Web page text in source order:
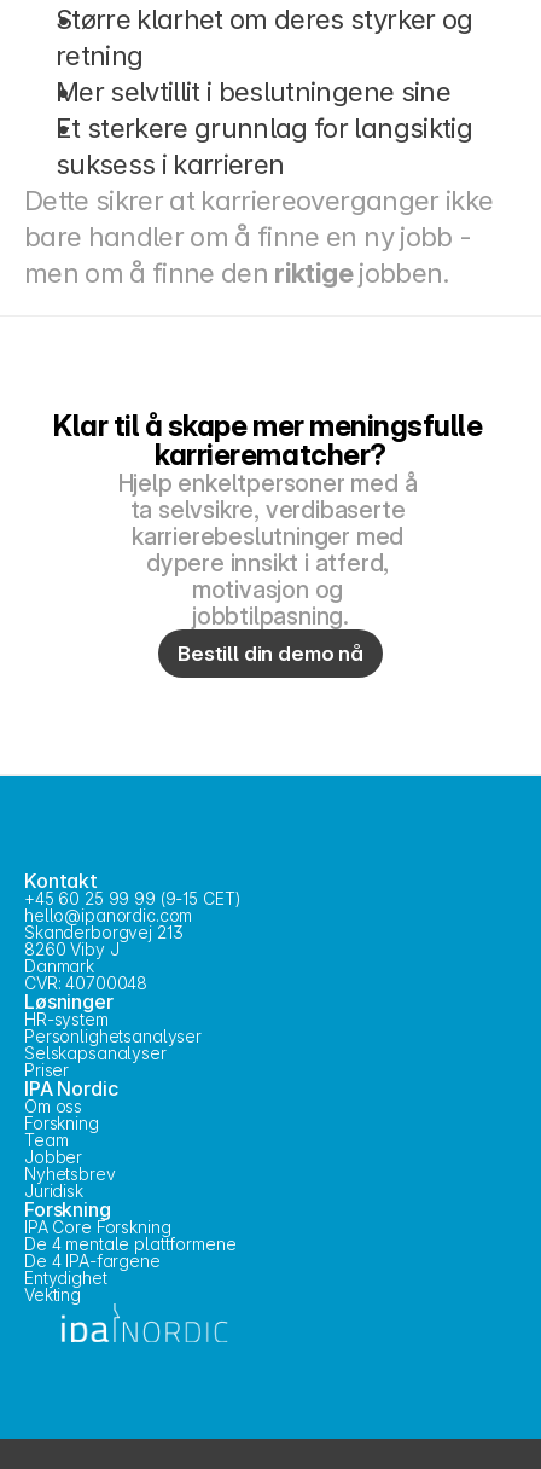
Større klarhet om deres styrker og
retning
Mer selvtillit i beslutningene sine
Et sterkere grunnlag for langsiktig
suksess i karrieren
Dette sikrer at karriereoverganger ikke
bare handler om å finne en ny jobb -
men om å finne den riktige jobben.
Klar til å skape mer meningsfulle
karrierematcher?
Hjelp enkeltpersoner med å
ta selvsikre, verdibaserte
karrierebeslutninger med
dypere innsikt i atferd,
motivasjon og
jobbtilpasning.
Bestill din demo nå
Kontakt
+45 60 25 99 99 (9-15 CET)
hello@ipanordic.com
Skanderborgvej 213
8260 Viby J
Danmark
CVR: 40700048
Løsninger
HR-system
Personlighetsanalyser
Selskapsanalyser
Priser
IPA Nordic
Om oss
Forskning
Team
Jobber
Nyhetsbrev
Juridisk
Forskning
IPA Core Forskning
De 4 mentale plattformene
De 4 IPA-fargene
Entydighet
Vekting